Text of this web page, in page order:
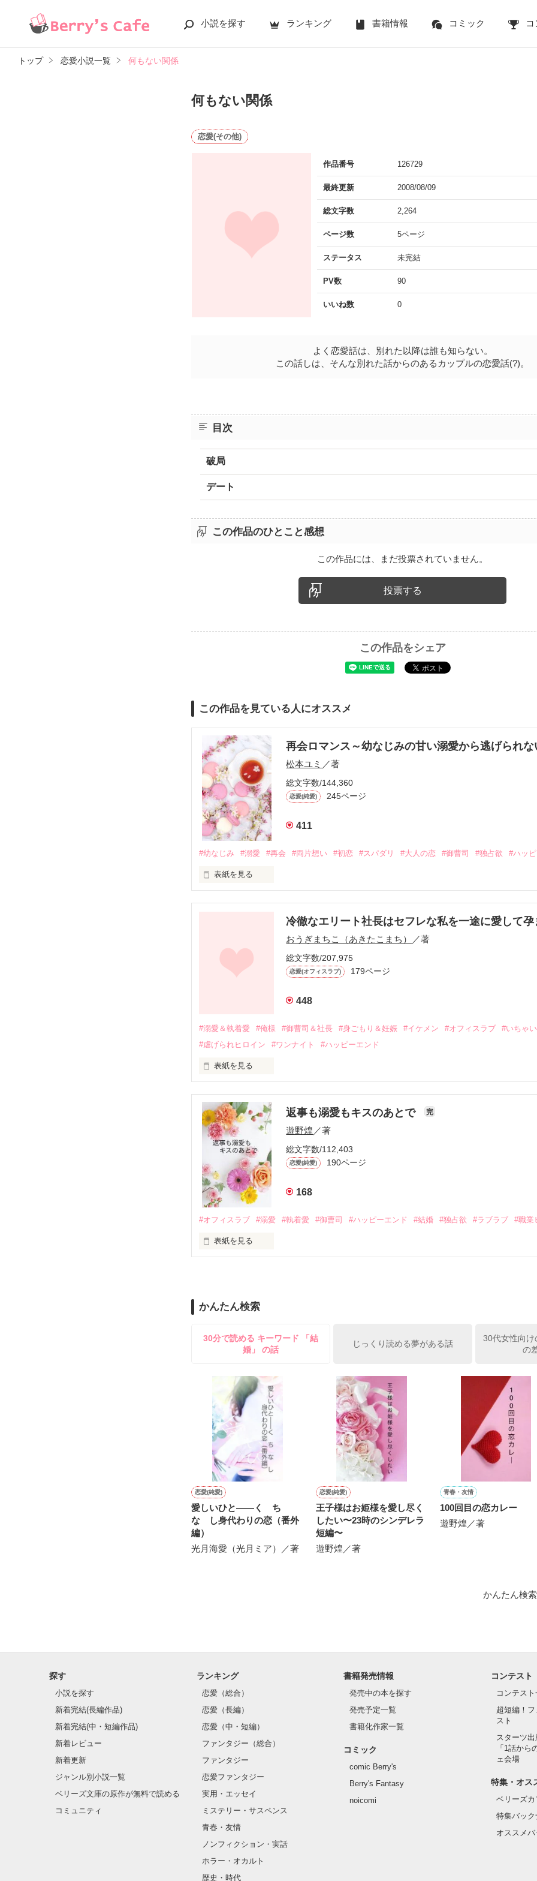
小説を探す ランキング 書籍情報 コミック コ
トップ 恋愛小説一覧 何もない関係
何もない関係
恋愛(その他)
作品番号 126729
最終更新 2008/08/09
総文字数 2,264
ページ数 5ページ
ステータス 未完結
PV数 90
いいね数 0
よく恋愛話は、別れた以降は誰も知らない。
この話しは、そんな別れた話からのあるカップルの恋愛話(?)。
目次
破局
デート
この作品のひとこと感想
この作品には、まだ投票されていません。
投票する
この作品をシェア
この作品を見ている人にオススメ
再会ロマンス～幼なじみの甘い溺愛から逃げられな
松本ユミ ／著
総文字数/144,360
恋愛(純愛) 245ページ
411
#幼なじみ #溺愛 #再会 #両片想い #初恋 #スパダリ #大人の恋 #御曹司 #独占欲 #ハッ
表紙を見る
しかし、ある出来事をきっかけに二人の関係は壊れてしまう。
関係修復もできないまま、美桜は両親の離婚によって
引っ越すことになり、哲平とも離れ離れになった。
そして、ひょんなことから
酔った勢いで一夜を共にしてしまった。
さらに、美桜が初めてだと知った哲平は
甘やかしてくる。
そんなある日、哲平は美桜がストーカー被害に
遭っていることを知る。
美桜を守るため、哲平は同居を提案してきて――。
夏木美桜(なつきみお)
✕
鳴海哲平 (なるみてっぺい)
止まっていたはずの二人の時間が、再び動き出す。
作品を読む
冷徹なエリート社長はセフレな私を一途に愛して孕
おうぎまちこ（あきたこまち） ／著
総文字数/207,975
恋愛(オフィスラブ) 179ページ
448
#溺愛＆執着愛 #俺様 #御曹司＆社長 #身ごもり＆妊娠 #イケメン #オフィスラブ
#いちゃ
#虐げられヒロイン
#ワンナイト #ハッピーエンド
表紙を見る
帰国後、美桜は新しい職場でワンナイトした美青年と再会。なんと彼の正体は、とあ
も関わらず、一族を離れて起業した新進気鋭の実業家、社内でも冷徹だと評判な社長
人だったのだ――！
なぜか恭司から飼い猫の世話係を命じられた美桜は、猫の世話を口実にしばしば呼び
返事も溺愛もキスのあとで 完
遊野煌 ／著
総文字数/112,403
恋愛(純愛) 190ページ
168
#オフィスラブ #溺愛 #執着愛 #御曹司 #ハッピーエンド #結婚 #独占欲 #ラブラブ #職業
表紙を見る
雪瀬鷹哉（29）が『──俺と結婚してくれないか』といきなりプロポーズをしてきた上
鷹哉『宜しくな、俺の雛子』🦅
雛子『俺の……ひぃ、雛子？！！！』🐥
シゴデキで冷徹な上司が見せる素顔は、なぜか想像以上に甘くて……🐥💓🦅
※表紙も作中使用の画像も全てフリー素材です。
※執筆期間2026.6.3〜7.20完結です。
※他サイトさんにて恋愛トレンド1位でした〜良かったら読んで頂けると嬉しいです。
作品を読む
かんたん検索
30分で読める キーワード 「結
婚」 の話
じっくり読める夢がある話
30代女性向
の
恋愛(純愛)
愛しいひと――く ち
な し身代わりの恋（番外
編）
光月海愛（光月ミア）／著
恋愛(純愛)
王子様はお姫様を愛し尽く
したい〜23時のシンデレラ
短編〜
遊野煌／著
青春・友情
100回目の恋カレー
遊野煌／著
かんたん検
探す
小説を探す
新着完結(長編作品)
新着完結(中・短編作品)
新着レビュー
新着更新
ジャンル別小説一覧
ベリーズ文庫の原作が無料で読める
コミュニティ
ランキング
恋愛（総合）
恋愛（長編）
恋愛（中・短編）
ファンタジー（総合）
ファンタジー
恋愛ファンタジー
実用・エッセイ
ミステリー・サスペンス
青春・友情
ノンフィクション・実話
ホラー・オカルト
歴史・時代
書籍発売情報
発売中の本を探す
発売予定一覧
書籍化作家一覧
コミック
comic Berry's
Berry's Fantasy
noicomi
コンテスト
コンテスト
超短編！
スト
スターツ
「1話から
ェ会場
特集・オス
ベリーズ
特集バック
オススメ